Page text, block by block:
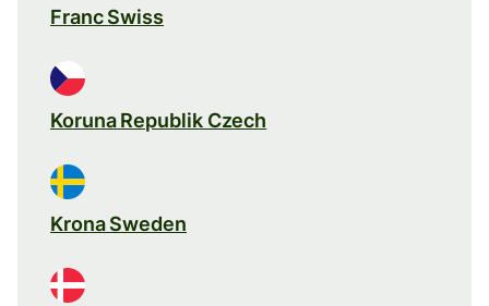
Franc Swiss
Koruna Republik Czech
Krona Sweden